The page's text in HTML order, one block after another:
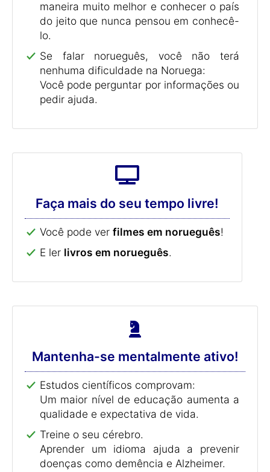
maneira muito melhor e conhecer o país
do jeito que nunca pensou em conhecê-
lo.
Se falar norueguês, você não terá
nenhuma dificuldade na Noruega:
Você pode perguntar por informações ou
pedir ajuda.
Faça mais do seu tempo livre!
Você pode ver filmes em norueguês!
E ler livros em norueguês.
Mantenha-se mentalmente ativo!
Estudos científicos comprovam:
Um maior nível de educação aumenta a
qualidade e expectativa de vida.
Treine o seu cérebro.
Aprender um idioma ajuda a prevenir
doenças como demência e Alzheimer.